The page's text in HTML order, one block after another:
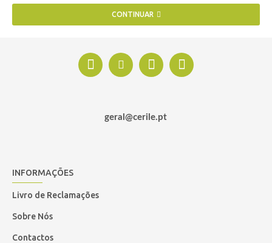
CONTINUAR
geral@cerile.pt
INFORMAÇÕES
Livro de Reclamações
Sobre Nós
Contactos